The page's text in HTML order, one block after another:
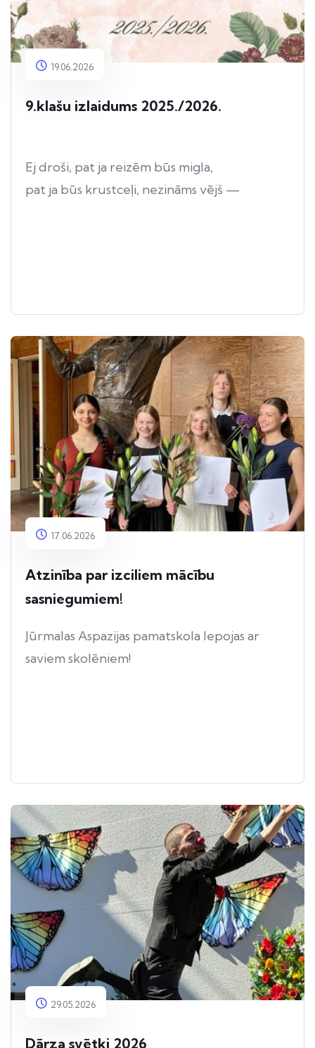
19.06.2026
9.klašu izlaidums 2025./2026.
Ej droši, pat ja reizēm būs migla,
pat ja būs krustceļi, nezināms vējš —
17.06.2026
Atzinība par izciliem mācību
sasniegumiem!
Jūrmalas Aspazijas pamatskola lepojas ar
saviem skolēniem!
29.05.2026
Dārza svētki 2026